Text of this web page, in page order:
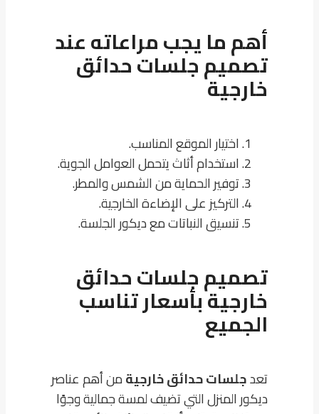
أهم ما يجب مراعاته عند
تصميم جلسات حدائق
خارجية
اختيار الموقع المناسب.
استخدام أثاث يتحمل العوامل الجوية.
توفير الحماية من الشمس والمطر.
التركيز على الإضاءة الخارجية.
تنسيق النباتات مع ديكور الجلسة.
تصميم جلسات حدائق
خارجية بأسعار تناسب
الجميع
تعدجلسات حدائق خارجيةمن أهم عناصر
ديكور المنزل التي تضيف لمسة جمالية وجوًا